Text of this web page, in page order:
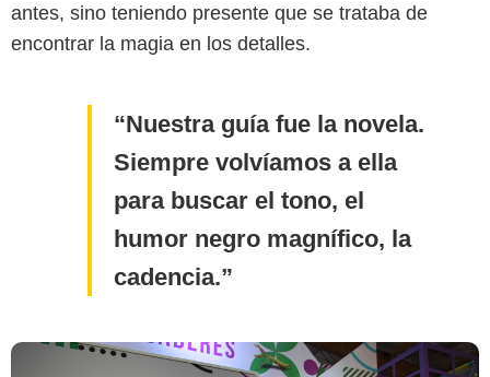
antes, sino teniendo presente que se trataba de
encontrar la magia en los detalles.
Nuestra guía fue la novela.
Siempre volvíamos a ella
para buscar el tono, el
humor negro magnífico, la
cadencia.
SensaCine Colombia